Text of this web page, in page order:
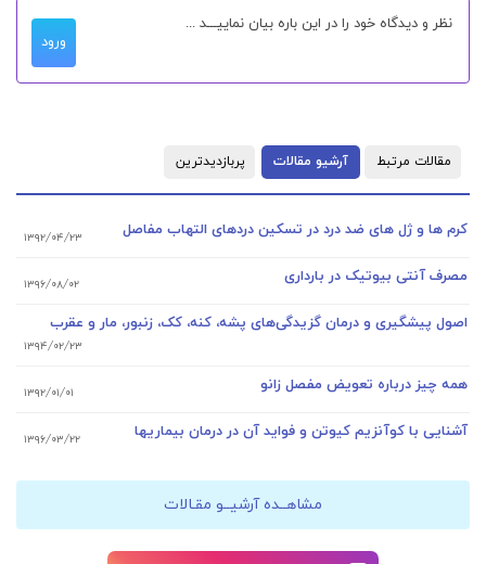
ورود
مقالات مرتبط آرشیو مقالات پربازدیدترین
کرم ها و ژل های ضد درد در تسکین دردهای التهاب مفاصل ۱۳۹۲/۰۴/۲۳
مصرف آنتی بیوتیک در بارداری ۱۳۹۶/۰۸/۰۲
اصول پیشگیری و درمان گزیدگی‌های پشه، کنه، کک، زنبور، مار و عقرب
۱۳۹۴/۰۲/۲۳
همه چیز درباره تعویض مفصل زانو ۱۳۹۲/۰۱/۰۱
آشنایی با کوآنزیم کیوتن و فواید آن در درمان بیماریها ۱۳۹۶/۰۳/۲۲
مشاهــده آرشیــو مقـالات